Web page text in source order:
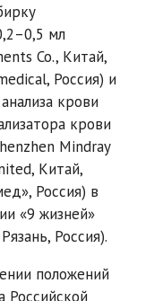
мл
Co., Китай,
Россия) и
крови
крови
Mindray
Китай,
Россия) в
«9 жизней»
Россия).
положений
Российской